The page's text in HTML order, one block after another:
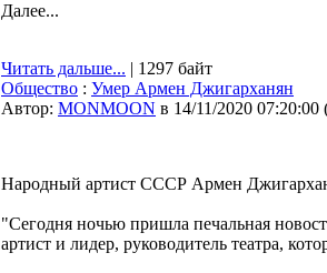
Далее...
Читать дальше... | 1297 байт
Общество : Умер Армен Джигарханян
Автор: MONMOON в 14/11/2020 07:20:00
Народный артист СССР Армен
"Сегодня ночью пришла печальная
артист и лидер, руководитель театра,